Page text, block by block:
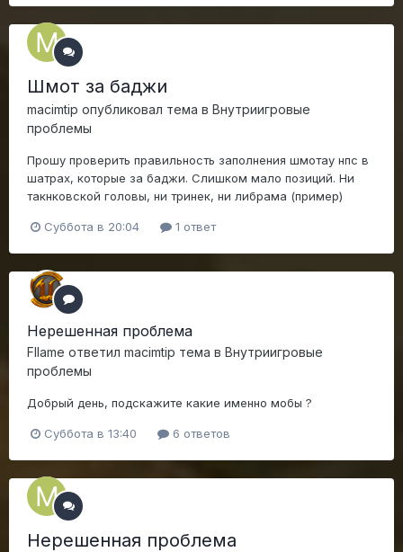
Шмот за баджи
macimtip опубликовал тема в Внутриигровые
проблемы
Прошу проверить правильность заполнения шмотау нпс в
шатрах, которые за баджи. Слишком мало позиций. Ни
такнковской головы, ни тринек, ни либрама (пример)
Суббота в 20:04 1 ответ
Нерешенная проблема
Fllame ответил macimtip тема в Внутриигровые
проблемы
Добрый день, подскажите какие именно мобы ?
Суббота в 13:40 6 ответов
Нерешенная проблема